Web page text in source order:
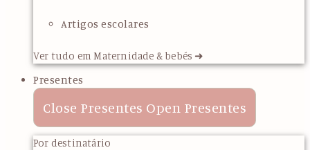
Artigos escolares
Ver tudo em Maternidade & bebés ➜
Presentes
Close Presentes Open Presentes
Por destinatário